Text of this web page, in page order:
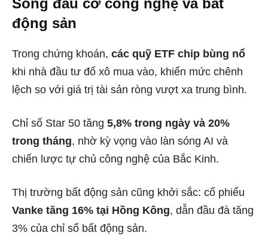
động sản
Trong chứng khoán, các quỹ ETF chip bùng nổ
khi nhà đầu tư đổ xô mua vào, khiến mức chênh
lệch so với giá trị tài sản ròng vượt xa trung bình.
Chỉ số Star 50 tăng 5,8% trong ngày và 20%
trong tháng, nhờ kỳ vọng vào làn sóng AI và
chiến lược tự chủ công nghệ của Bắc Kinh.
Thị trường bất động sản cũng khởi sắc: cổ phiếu
Vanke tăng 16% tại Hồng Kông, dẫn đầu đà tăng
3% của chỉ số bất động sản.